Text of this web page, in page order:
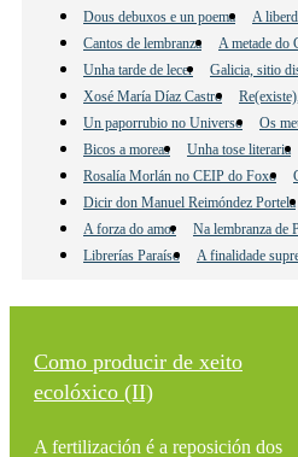
Dous debuxos e un poema
A
Cantos de lembranza
A metade do
Unha tarde de lecer
Galicia, sitio
Xosé María Díaz Castro
Un paporrubio no Universo
Os
Bicos a moreas
Unha tose literaria
Rosalía Morlán no CEIP do Foxo
Dicir don Manuel Reimóndez Portela
A forza do amor
Na lembranza de
Librerías Paraíso
A finalidade
Como producir de xeito
ecolóxico (II)
A fertilización é a reposición dos